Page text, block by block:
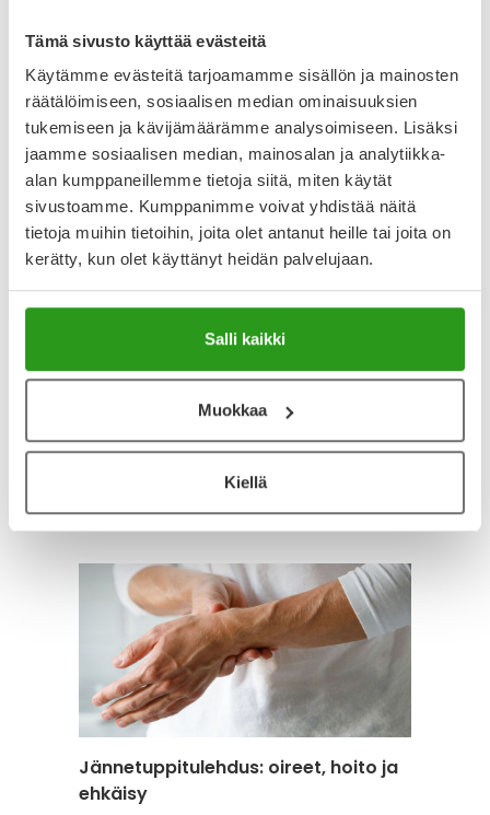
Tämä sivusto käyttää evästeitä
Käytämme evästeitä tarjoamamme sisällön ja mainosten
räätälöimiseen, sosiaalisen median ominaisuuksien
tukemiseen ja kävijämäärämme analysoimiseen. Lisäksi
jaamme sosiaalisen median, mainosalan ja analytiikka-
alan kumppaneillemme tietoja siitä, miten käytät
sivustoamme. Kumppanimme voivat yhdistää näitä
tietoja muihin tietoihin, joita olet antanut heille tai joita on
kerätty, kun olet käyttänyt heidän palvelujaan.
Salli kaikki
Muokkaa
Kiellä
Lue lisää
Tee nämä 10 pientä mutta tehokasta
lyhytaikaisiksi, ja siksi pienet arjen
muutokset ovat fiksuimpia. Nämä
helposti osaksi elämää ja antavat virkeyttä
mieli
Jännetuppitulehdus: oireet, hoito ja
ehkäisy